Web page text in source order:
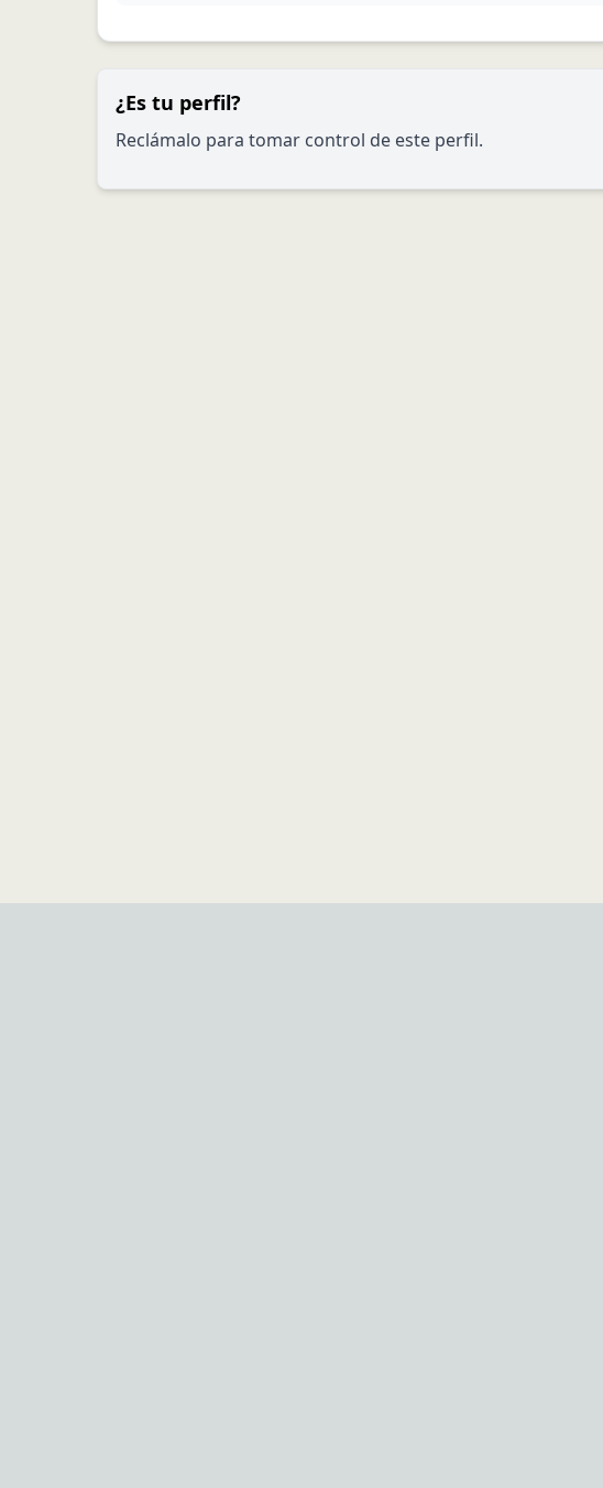
¿Es tu perfil?
Reclámalo para tomar control de este perfil.